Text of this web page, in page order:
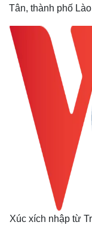
Tân, thành phố
Xúc xích nhập từ